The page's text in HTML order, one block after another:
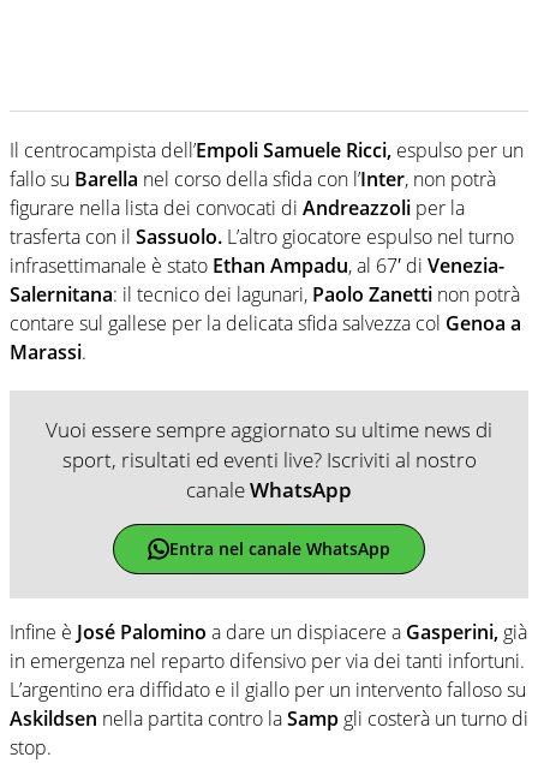
Il centrocampista dell’Empoli Samuele Ricci, espulso per un
fallo su Barella nel corso della sfida con l’Inter, non potrà
figurare nella lista dei convocati di Andreazzoli per la
trasferta con il Sassuolo. L’altro giocatore espulso nel turno
infrasettimanale è stato Ethan Ampadu, al 67′ di Venezia-
Salernitana: il tecnico dei lagunari, Paolo Zanetti non potrà
contare sul gallese per la delicata sfida salvezza col Genoa a
Marassi.
Vuoi essere sempre aggiornato su ultime news di
sport, risultati ed eventi live? Iscriviti al nostro
canaleWhatsApp
Entra nel canale WhatsApp
Infine è José Palomino a dare un dispiacere a Gasperini, già
in emergenza nel reparto difensivo per via dei tanti infortuni.
L’argentino era diffidato e il giallo per un intervento falloso su
Askildsen nella partita contro laSamp gli costerà un turno di
stop.